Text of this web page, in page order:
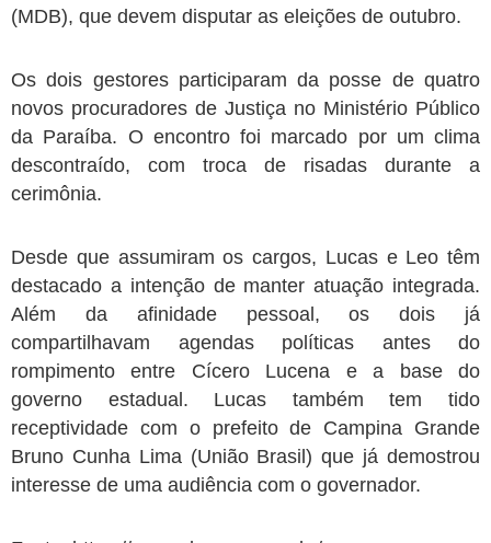
(MDB), que devem disputar as eleições de outubro.
Os dois gestores participaram da posse de quatro
novos procuradores de Justiça no Ministério Público
da Paraíba. O encontro foi marcado por um clima
descontraído, com troca de risadas durante a
cerimônia.
Desde que assumiram os cargos, Lucas e Leo têm
destacado a intenção de manter atuação integrada.
Além da afinidade pessoal, os dois já
compartilhavam agendas políticas antes do
rompimento entre Cícero Lucena e a base do
governo estadual. Lucas também tem tido
receptividade com o prefeito de Campina Grande
Bruno Cunha Lima (União Brasil) que já demostrou
interesse de uma audiência com o governador.